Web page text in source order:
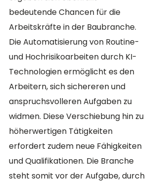
bedeutende Chancen für die
Arbeitskräfte in der Baubranche.
Die Automatisierung von Routine-
und Hochrisikoarbeiten durch KI-
Technologien ermöglicht es den
Arbeitern, sich sichereren und
anspruchsvolleren Aufgaben zu
widmen. Diese Verschiebung hin zu
höherwertigen Tätigkeiten
erfordert zudem neue Fähigkeiten
und Qualifikationen. Die Branche
steht somit vor der Aufgabe, durch